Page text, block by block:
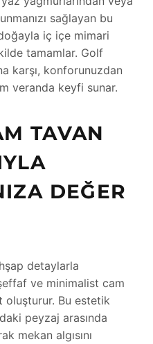
sağlayan bu
iç içe mimari
tamamlar. Golf
karşı, konforunuzdan
veranda keyfi sunar.
TAVAN
DEĞER
detaylarla
ve minimalist cam
Bu estetik
peyzaj arasında
mekan algısını